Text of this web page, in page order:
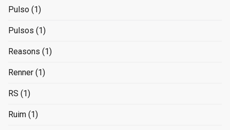
Pulso (1)
Pulsos (1)
Reasons (1)
Renner (1)
RS (1)
Ruim (1)